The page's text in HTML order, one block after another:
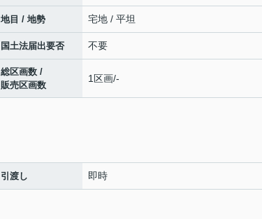
地目 / 地勢 宅地 / 平坦
国土法届出要否 不要
総区画数 /
販売区画数
1区画/-
引渡し 即時